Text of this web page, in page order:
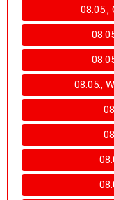
08.05.,
08.05.,